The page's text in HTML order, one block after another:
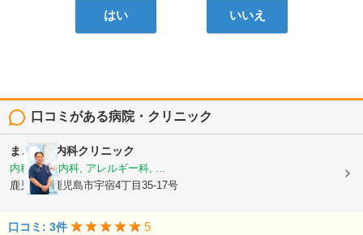
はい いいえ
口コミがある病院・クリニック
まごころ内科クリニック
内科, 神経内科, アレルギー科, ...
鹿児島県鹿児島市宇宿4丁目35-17号
口コミ: 3件 5